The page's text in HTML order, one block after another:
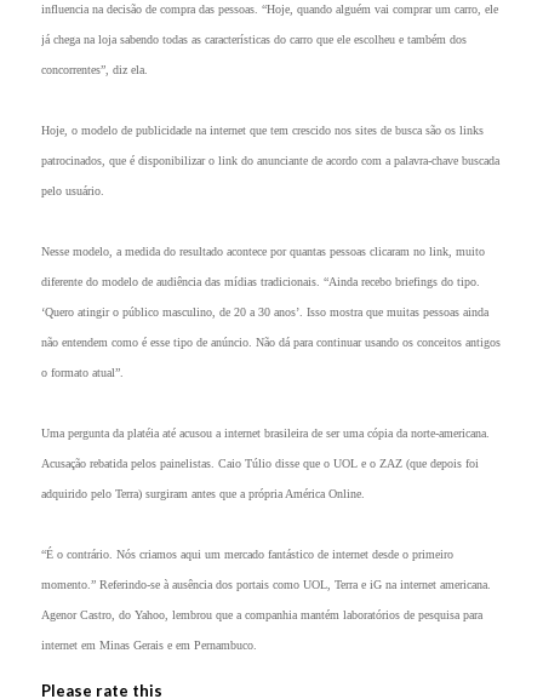
influencia na decisão de compra das pessoas. “Hoje, quando alguém vai comprar um carro, ele
já chega na loja sabendo todas as características do carro que ele escolheu e também dos
concorrentes”, diz ela.
Hoje, o modelo de publicidade na internet que tem crescido nos sites de busca são os links
patrocinados, que é disponibilizar o link do anunciante de acordo com a palavra-chave buscada
pelo usuário.
Nesse modelo, a medida do resultado acontece por quantas pessoas clicaram no link, muito
diferente do modelo de audiência das mídias tradicionais. “Ainda recebo briefings do tipo.
‘Quero atingir o público masculino, de 20 a 30 anos’. Isso mostra que muitas pessoas ainda
não entendem como é esse tipo de anúncio. Não dá para continuar usando os conceitos antigos
o formato atual”.
Uma pergunta da platéia até acusou a internet brasileira de ser uma cópia da norte-americana.
Acusação rebatida pelos painelistas. Caio Túlio disse que o UOL e o ZAZ (que depois foi
adquirido pelo Terra) surgiram antes que a própria América Online.
“É o contrário. Nós criamos aqui um mercado fantástico de internet desde o primeiro
momento.” Referindo-se à ausência dos portais como UOL, Terra e iG na internet americana.
Agenor Castro, do Yahoo, lembrou que a companhia mantém laboratórios de pesquisa para
internet em Minas Gerais e em Pernambuco.
Please rate this